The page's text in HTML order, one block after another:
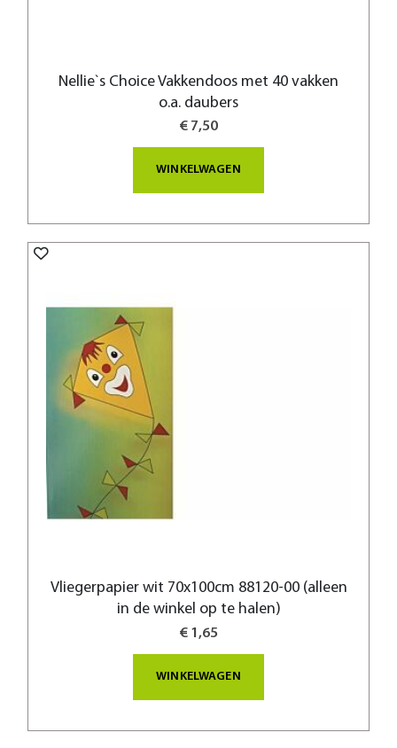
Nellie`s Choice Vakkendoos met 40 vakken
o.a. daubers
€ 7,50
WINKELWAGEN
Vliegerpapier wit 70x100cm 88120-00 (alleen
in de winkel op te halen)
€ 1,65
WINKELWAGEN